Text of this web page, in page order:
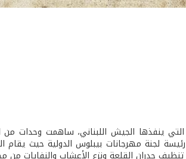
التي ينفذها الجيش اللبناني، ساهمت وحدات